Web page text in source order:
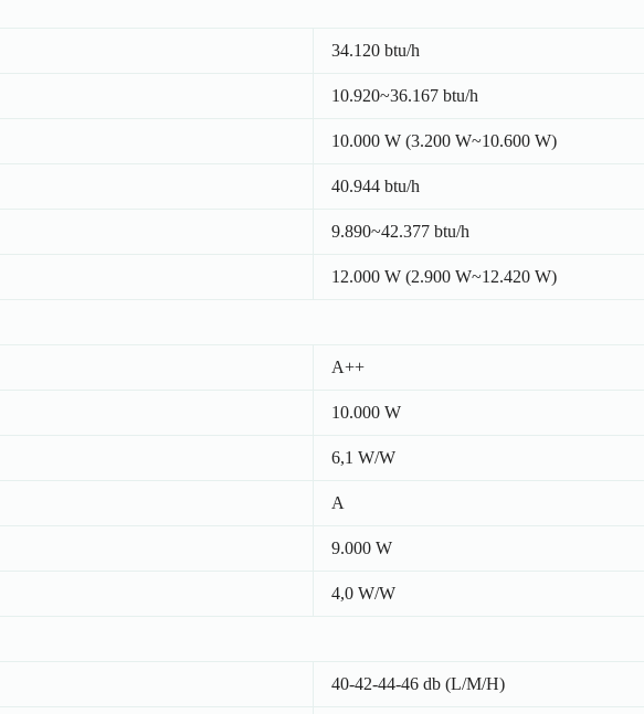
34.120 btu/h
10.920~36.167 btu/h
10.000 W (3.200 W~10.600 W)
40.944 btu/h
9.890~42.377 btu/h
12.000 W (2.900 W~12.420 W)
A++
10.000 W
6,1 W/W
A
9.000 W
4,0 W/W
40-42-44-46 db (L/M/H)